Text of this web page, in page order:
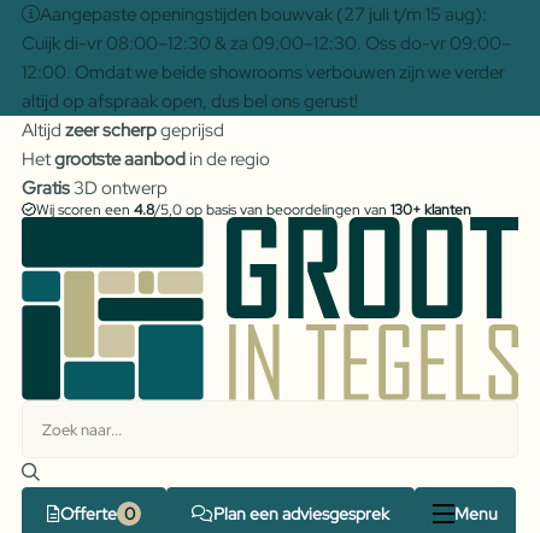
Aangepaste openingstijden bouwvak (27 juli t/m 15 aug):
Cuijk di-vr 08:00–12:30 & za 09:00–12:30. Oss do-vr 09:00–
12:00. Omdat we beide showrooms verbouwen zijn we verder
altijd op afspraak open, dus bel ons gerust!
Altijd zeer scherpgeprijsd
Hetgrootste aanbodin de regio
Gratis3D ontwerp
Wij scoren een 4.8/5,0 op basis van beoordelingen van 130+ klanten
Offerte Plan een adviesgesprek Menu